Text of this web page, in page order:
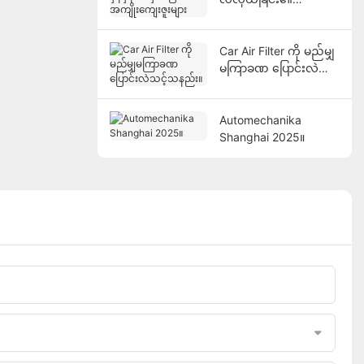
Car Air Filter ကို မည်မျှ
မကြာခဏ ပြောင်းလဲသင့်
Automechanika
Shanghai 2025။